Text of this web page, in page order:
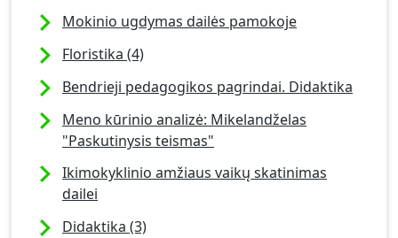
Mokinio ugdymas dailės pamokoje
Floristika (4)
Bendrieji pedagogikos pagrindai. Didaktika
Meno kūrinio analizė: Mikelandželas
"Paskutinysis teismas"
Ikimokyklinio amžiaus vaikų skatinimas
dailei
Didaktika (3)